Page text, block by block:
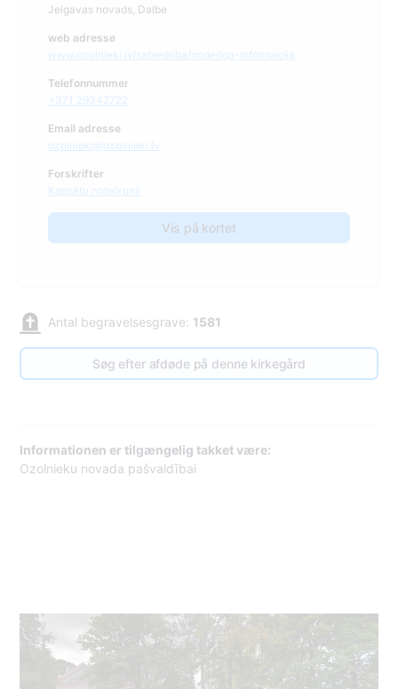
Jelgavas novads, Dalbe
web adresse
www.ozolnieki.lv/sabiedriba/noderiga-informacija
Telefonnummer
+371 29342722
Email adresse
ozolnieki@ozolnieki.lv
Forskrifter
Kapsētu noteikumi
Vis på kortet
Antal begravelsesgrave: 1581
Søg efter afdøde på denne kirkegård
Informationen er tilgængelig takket være:
Ozolnieku novada pašvaldībai